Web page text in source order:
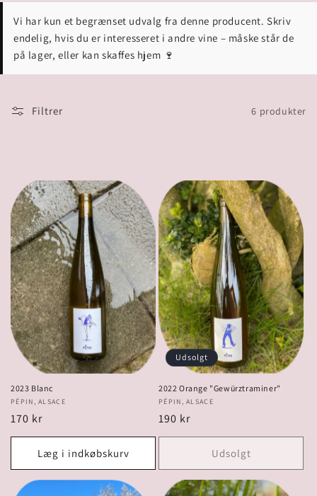
Vi har kun et begrænset udvalg fra denne producent. Skriv
endelig, hvis du er interesseret i andre vine – måske står de
på lager, eller kan skaffes hjem 🍷
2023 Blanc
Forhandler:
PÉPIN, ALSACE
Normalpris
170 kr
Læg i indkøbskurv
Udsolgt
2022 Orange "Gewürztraminer"
Forhandler:
PÉPIN, ALSACE
Normalpris
190 kr
Udsolgt
Filtrer 6 produkter